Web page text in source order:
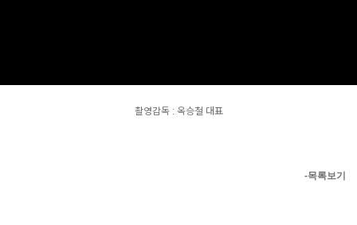
촬영감독 : 옥승철 대표
-목록보기